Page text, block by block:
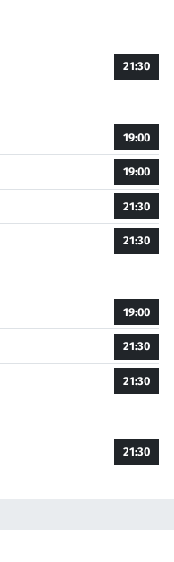
21:30
19:00
19:00
21:30
21:30
19:00
21:30
21:30
21:30